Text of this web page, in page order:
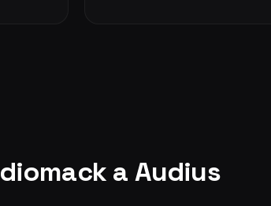
a Audius